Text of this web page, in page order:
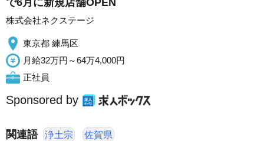
で6月に新規店舗OPEN
株式会社ネクステージ
東京都 練馬区
月給32万円～64万4,000円
正社員
Sponsored by
関連語 浄土宗 佐賀県